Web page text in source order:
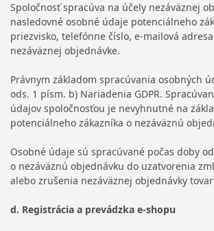
Spoločnosť spracúva na účely nezáväznej
nasledovné osobné údaje potenciálneho
priezvisko, telefónne číslo, e-mailová
nezáväznej objednávke.
Právnym základom spracúvania osobných
ods. 1 písm. b) Nariadenia GDPR.
údajov spoločnosťou je nevyhnutné na
potenciálneho zákazníka o nezáväznú
Osobné údaje sú spracúvané počas doby
o nezáväznú objednávku do uzatvorenia
alebo zrušenia nezáväznej objednávky
d. Registrácia a prevádzka e-shopu